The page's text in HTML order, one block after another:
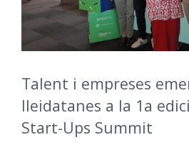
Talent i empreses
lleidatanes a la 1a
Start-Ups Summit